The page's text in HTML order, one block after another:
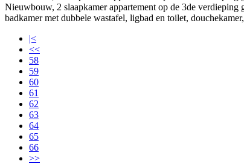
Nieuwbouw, 2 slaapkamer appartement op de 3de
badkamer met dubbele wastafel, ligbad en toilet,
|<
<<
58
59
60
61
62
63
64
65
66
>>